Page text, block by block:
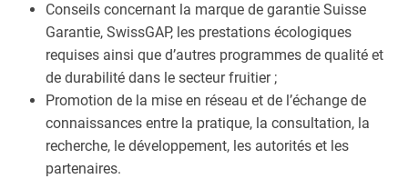
Conseils concernant la marque de garantie Suisse
Garantie, SwissGAP, les prestations écologiques
requises ainsi que d’autres programmes de qualité et
de durabilité dans le secteur fruitier ;
Promotion de la mise en réseau et de l’échange de
connaissances entre la pratique, la consultation, la
recherche, le développement, les autorités et les
partenaires.